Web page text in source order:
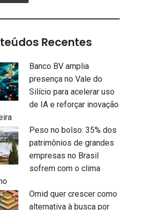
Recentes
Banco BV amplia
presença no Vale do
Silício para acelerar uso
de IA e reforçar inovação
Peso no bolso: 35% dos
patrimônios de grandes
empresas no Brasil
sofrem com o clima
Omid quer crescer como
alternativa à busca por